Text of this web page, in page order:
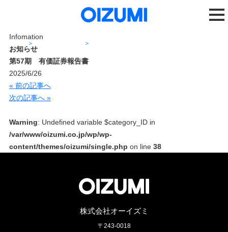
Infomation
お知らせ
第57期 有価証券報告書
2025/6/26
« 前の記事へ
次の記事へ »
Warning: Undefined variable $category_ID in
/var/www/oizumi.co.jp/wp/wp-
content/themes/oizumi/single.php on line 38
株式会社オーイズミ
〒243-0018